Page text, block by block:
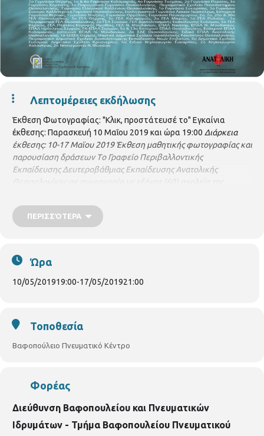
Λεπτομέρειες εκδήλωσης
Έκθεση Φωτογραφίας: "Κλικ, προστάτευσέ το" Εγκαίνια
έκθεσης: Παρασκευή 10 Μαΐου 2019 και ώρα 19:00 Διάρκεια
έκθεσης: 10-17 Μαϊου 2019 Έκθεση μαθητικής φωτογραφίας και
παρουσίαση δράσεων Τo Γραφείo Περιβαλλοντικής
Εκπαίδευσης Δευτεροβάθμιας Εκπαίδευσης Ανατολικής
ΚΠΕ Ελευθερίου Κορδελιού & Βερτίσκου και το Εργαστήριο
Φωτογραφίας του Τμήματος Εικαστικών και Εφαρμοσμένων
Περιφερειακού δικτύου Περιβαλλοντικής Εκπαίδευσης Κ.
Μακεδονίας «Κλικ, προστάτευσέ το!», στο Βαφοπούλειο
Πνευματικό Κέντρο του Δήμου Θεσσαλονίκης
ΠΕΡΙΣΣΌΤΕΡΑ
Ώρα
10/05/201919:00-17/05/201921:00
Τοποθεσία
Βαφοπούλειο Πνευματικό Κέντρο
Φορέας
Διεύθυνση Βαφοπουλείου και Πνευματικών
Ιδρυμάτων - Τμήμα Βαφοπουλείου Πνευματικού